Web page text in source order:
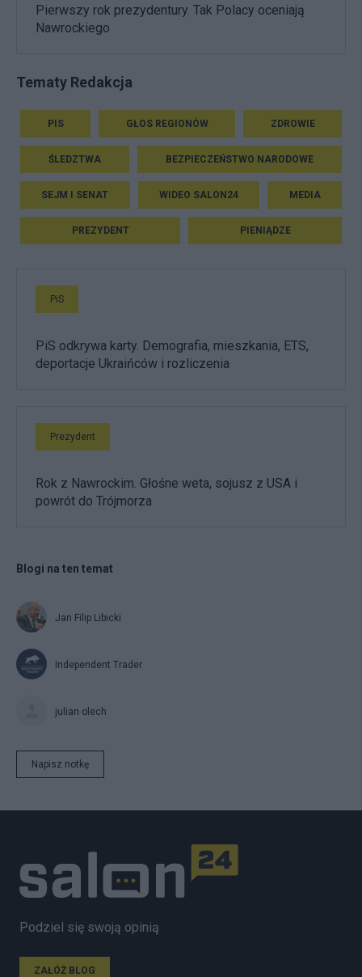
Pierwszy rok prezydentury. Tak Polacy oceniają
Nawrockiego
Tematy Redakcja
PIS GŁOS REGIONÓW ZDROWIE
ŚLEDZTWA BEZPIECZEŃSTWO NARODOWE
SEJM I SENAT WIDEO SALON24 MEDIA
PREZYDENT PIENIĄDZE
PiS
PiS odkrywa karty. Demografia, mieszkania, ETS,
deportacje Ukraińców i rozliczenia
Prezydent
Rok z Nawrockim. Głośne weta, sojusz z USA i
powrót do Trójmorza
Blogi na ten temat
Jan Filip Libicki
Independent Trader
julian olech
Napisz notkę
Podziel się swoją opinią
ZAŁÓŻ BLOG